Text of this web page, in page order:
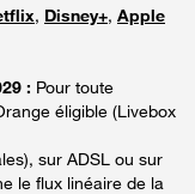
, Disney+, Apple
: Pour toute
éligible (Livebox
sur ADSL ou sur
le flux linéaire de la